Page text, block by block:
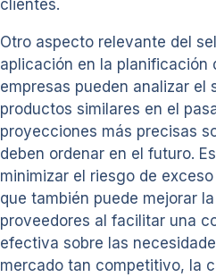
clientes.
Otro aspecto relevante del
aplicación en la planificación
empresas pueden analizar el
productos similares en el
proyecciones más precisas
deben ordenar en el futuro.
minimizar el riesgo de
que también puede mejorar
proveedores al facilitar una
efectiva sobre las
mercado tan competitivo, la